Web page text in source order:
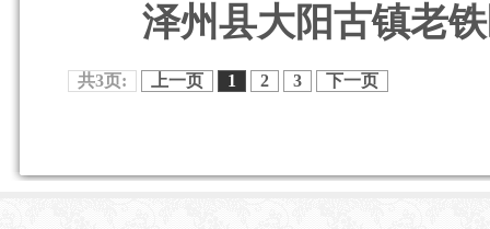
泽州县大阳古镇老铁
共3页: 上一页 1 2 3 下一页